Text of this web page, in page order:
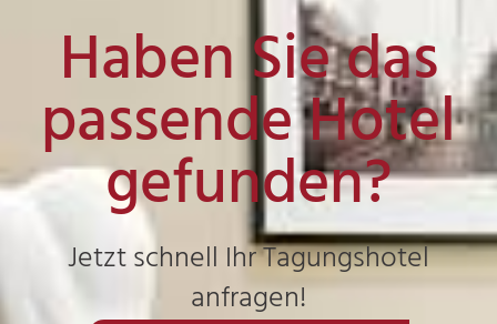
Haben Sie das
passende Hotel
gefunden?
Jetzt schnell Ihr Tagungshotel
anfragen!